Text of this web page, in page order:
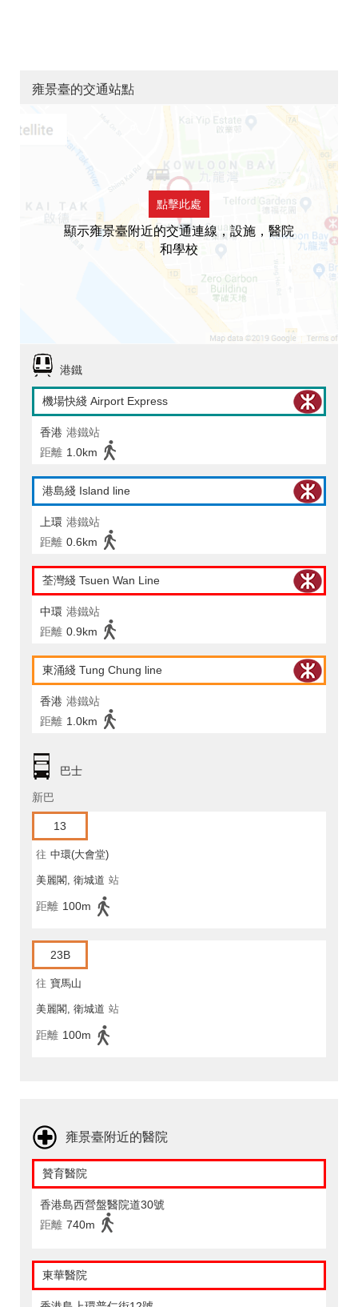
雍景臺的交通站點
點擊此處
顯示雍景臺附近的交通連線，設施，醫院
和學校
港鐵
機場快綫 Airport Express
香港 港鐵站
距離 1.0km
港島綫 Island line
上環 港鐵站
距離 0.6km
荃灣綫 Tsuen Wan Line
中環 港鐵站
距離 0.9km
東涌綫 Tung Chung line
香港 港鐵站
距離 1.0km
巴士
新巴
13
往 中環(大會堂)
美麗閣, 衛城道 站
距離 100m
23B
往 寶馬山
美麗閣, 衛城道 站
距離 100m
雍景臺附近的醫院
贊育醫院
香港島西營盤醫院道30號
距離 740m
東華醫院